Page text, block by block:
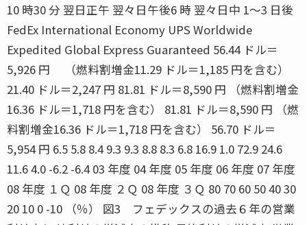
10 時30 分 翌日正午 翌々日午後6 時 翌々日中 1〜3 日後
FedEx International Economy UPS Worldwide
Expedited Global Express Guaranteed 56.44 ドル＝
5,926 円 （燃料割増金11.29 ドル＝1,185 円を含む）
21.40 ドル＝2,247 円 81.81 ドル＝8,590 円 （燃料割増金
16.36 ドル＝1,718 円を含む） 81.81 ドル＝8,590 円 （燃
料割増金16.36 ドル＝1,718 円を含む） 56.70 ドル＝
5,954 円 6.5 5.8 8.4 9.3 9.3 8.8 8.3 6.8 16.9 1.0 72.9 24.6
11.6 4.0 -6.2 -6.4 03 年度 04 年度 05 年度 06 年度 07 年度
08 年度 １Ｑ 08 年度 ２Ｑ 08 年度 ３Ｑ 80 70 60 50 40 30
20 10 0 -10 （％） 図3 フェデックスの過去６年の営業